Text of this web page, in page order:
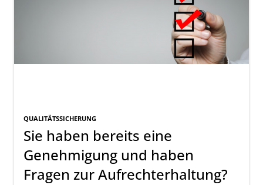
QUALITÄTSSICHERUNG
Sie haben bereits eine
Genehmigung und haben
Fragen zur Aufrechterhaltung?